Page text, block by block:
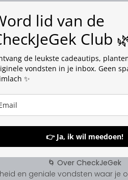
lid van de
Club
de leukste cadeautips,
vondsten in je inbox. Geen
✨
👉 Ja, ik wil meedoen!
🌀 Over CheckJeGek
en geniale vondsten waar je